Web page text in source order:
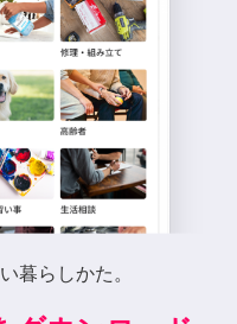
暮らしかた。